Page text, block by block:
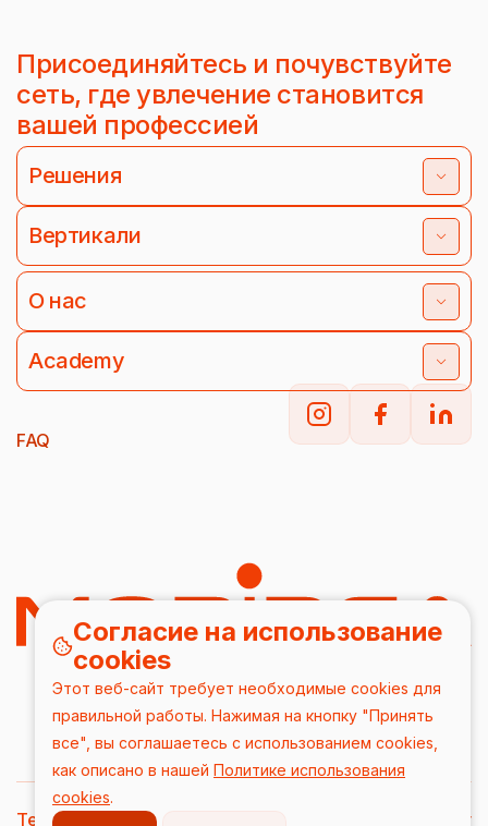
Согласие на использование
cookies
Этот веб-сайт требует необходимые cookies для
правильной работы. Нажимая на кнопку "Принять
все", вы соглашаетесь с использованием cookies,
как описано в нашей Политике использования
cookies.
Присоединяйтесь и почувствуйте
сеть, где увлечение становится
вашей профессией
Решения
Вертикали
О нас
Academy
FAQ
Terms & Conditions Privacy Policy